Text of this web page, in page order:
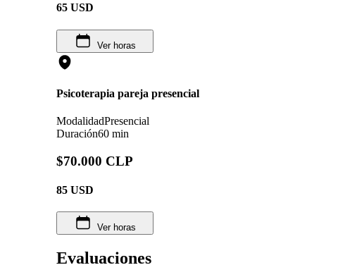
65 USD
Ver horas
Psicoterapia pareja presencial
ModalidadPresencial
Duración60 min
$70.000 CLP
85 USD
Ver horas
Evaluaciones